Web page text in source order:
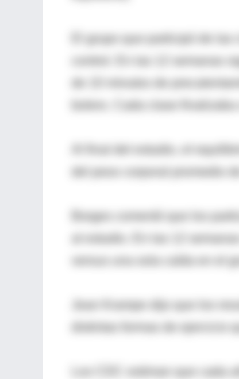
El grupo que participó de
control. En las 12 semanas
Al final del estudio, el
del peso corporal promedio
Borges comentó que los
al estudio. En las 12
versus una sola caída en el
Jean Krampe dijo que los
distintas formas de ejercicio
Los CDC estiman que cada